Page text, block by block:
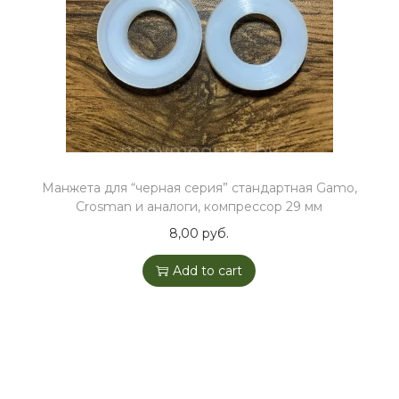
o
n
Манжета для “черная серия” стандартная Gamo,
Crosman и аналоги, компрессор 29 мм
8,00руб.
Add to cart